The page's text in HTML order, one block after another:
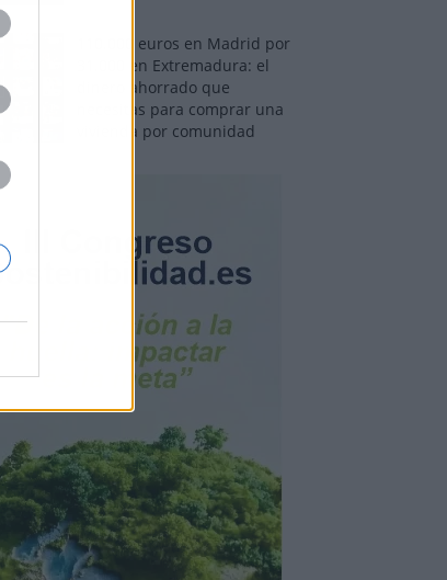
110.000 euros en Madrid por
31.000 en Extremadura: el
dinero ahorrado que
necesitas para comprar una
vivienda por comunidad